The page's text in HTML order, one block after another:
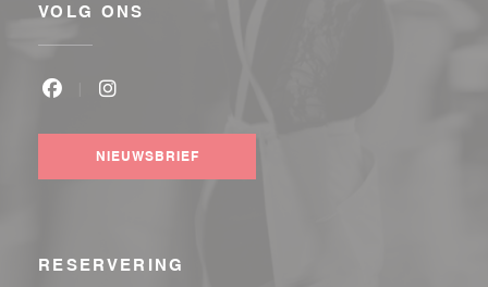
VOLG ONS
NIEUWSBRIEF
RESERVERING